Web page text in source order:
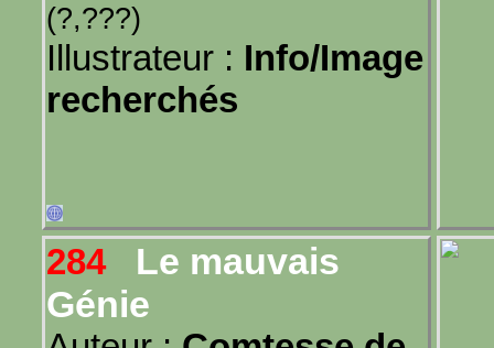
(?,???)
Illustrateur : Info/Image
recherchés
284
Le mauvais
Génie